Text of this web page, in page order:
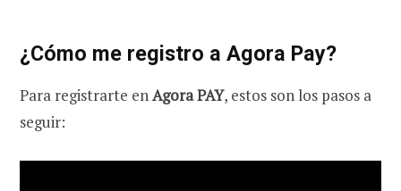
¿Cómo me registro a Agora Pay?
Para registrarte enAgora PAY, estos son los pasos a
seguir: